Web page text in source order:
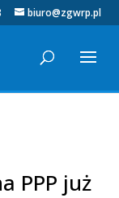
biuro@zgwrp.pl
PPP już